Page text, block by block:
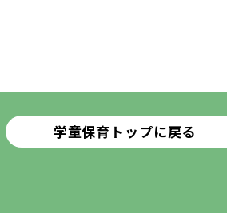
学童保育トップに戻る